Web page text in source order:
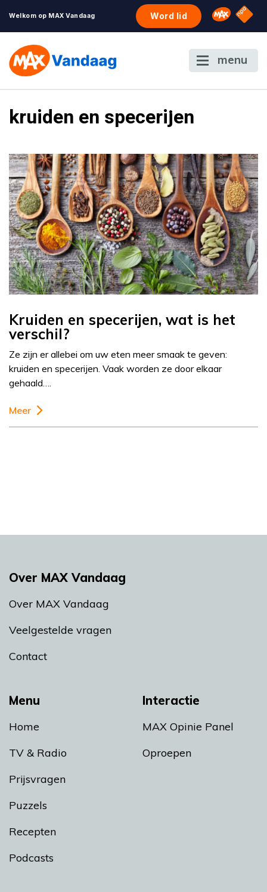
Welkom op MAX Vandaag Word lid Omroep
NPO
menu
kruiden en specerijen
Kruiden en specerijen, wat is het
verschil?
Ze zijn er allebei om uw eten meer smaak te geven:
kruiden en specerijen. Vaak worden ze door elkaar
gehaald….
Meer
Menu
Home
TV & Radio
Prijsvragen
Puzzels
Recepten
Podcasts
Interactie
MAX Opinie Panel
Oproepen
Over MAX Vandaag
Over MAX Vandaag
Veelgestelde vragen
Contact